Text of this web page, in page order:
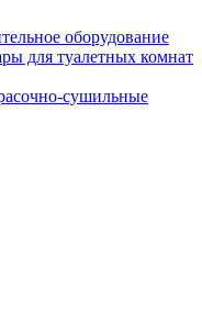
оборудование
для туалетных комнат
сушильные